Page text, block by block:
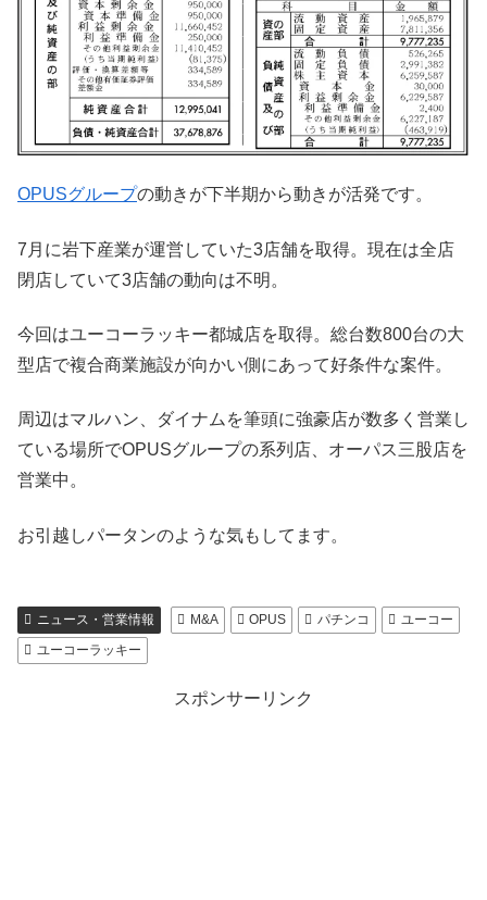
OPUSグループの動きが下半期から動きが活発です。
7月に岩下産業が運営していた3店舗を取得。現在は全店
閉店していて3店舗の動向は不明。
今回はユーコーラッキー都城店を取得。総台数800台の大
型店で複合商業施設が向かい側にあって好条件な案件。
周辺はマルハン、ダイナムを筆頭に強豪店が数多く営業し
ている場所でOPUSグループの系列店、オーパス三股店を
営業中。
お引越しパータンのような気もしてます。
ニュース・営業情報 M&A OPUS パチンコ
ユーコー
ユーコーラッキー
スポンサーリンク